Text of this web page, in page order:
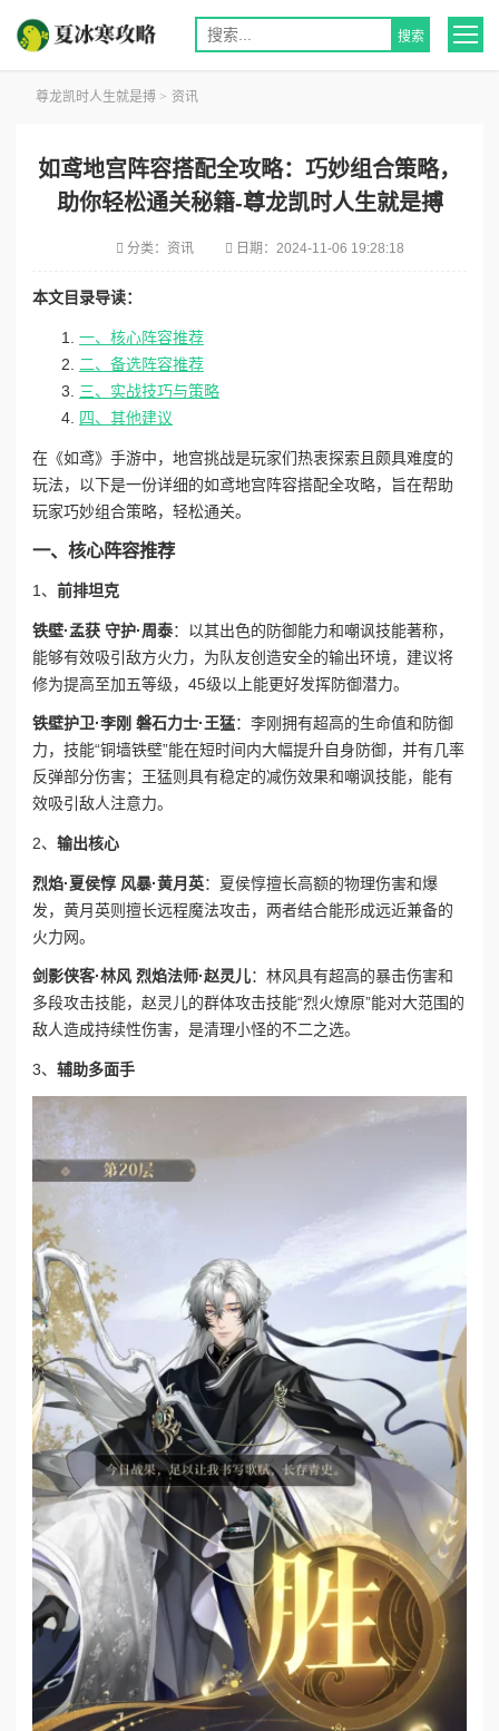
尊龙凯时人生就是搏 > 资讯
如鸢地宫阵容搭配全攻略：巧妙组合策略，
助你轻松通关秘籍-尊龙凯时人生就是搏
分类： 资讯 日期： 2024-11-06 19:28:18
本文目录导读：
一、核心阵容推荐
二、备选阵容推荐
三、实战技巧与策略
四、其他建议
在《如鸢》手游中，地宫挑战是玩家们热衷探索且颇具难度的
玩法，以下是一份详细的如鸢地宫阵容搭配全攻略，旨在帮助
玩家巧妙组合策略，轻松通关。
一、核心阵容推荐
1、 前排坦克
铁壁·孟获 守护·周泰：以其出色的防御能力和嘲讽技能著称，
能够有效吸引敌方火力，为队友创造安全的输出环境，建议将
修为提高至加五等级，45级以上能更好发挥防御潜力。
铁壁护卫·李刚 磐石力士·王猛：李刚拥有超高的生命值和防御
力，技能“铜墙铁壁”能在短时间内大幅提升自身防御，并有几率
反弹部分伤害；王猛则具有稳定的减伤效果和嘲讽技能，能有
效吸引敌人注意力。
2、 输出核心
烈焰·夏侯惇 风暴·黄月英：夏侯惇擅长高额的物理伤害和爆
发，黄月英则擅长远程魔法攻击，两者结合能形成远近兼备的
火力网。
剑影侠客·林风 烈焰法师·赵灵儿：林风具有超高的暴击伤害和
多段攻击技能，赵灵儿的群体攻击技能“烈火燎原”能对大范围的
敌人造成持续性伤害，是清理小怪的不二之选。
3、 辅助多面手